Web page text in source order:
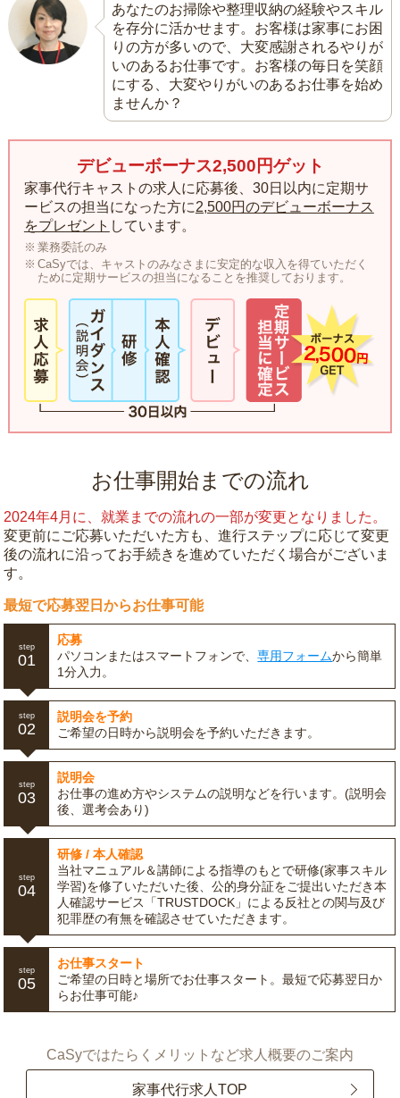
あなたのお掃除や整理収納の経験やスキル
を存分に活かせます。お客様は家事にお困
りの方が多いので、大変感謝されるやりが
いのあるお仕事です。お客様の毎日を笑顔
にする、大変やりがいのあるお仕事を始め
ませんか？
デビューボーナス2,500円ゲット
家事代行キャストの求人に応募後、30日以内に定期サ
ービスの担当になった方に2,500円のデビューボーナス
をプレゼント しています。
業務委託のみ
CaSyでは、キャストのみなさまに安定的な収入を得ていただく
ために定期サービスの担当になることを推奨しております。
お仕事開始までの流れ
2024年4月に、就業までの流れの一部が変更となりました。
変更前にご応募いただいた方も、進行ステップに応じて変更
後の流れに沿ってお手続きを進めていただく場合がございま
す。
最短で応募翌日からお仕事可能
step
01
応募
パソコンまたはスマートフォンで、専用フォームから簡単
1分入力。
step
02
説明会を予約
ご希望の日時から説明会を予約いただきます。
step
03
説明会
お仕事の進め方やシステムの説明などを行います。(説明会
後、選考会あり)
step
04
研修 / 本人確認
当社マニュアル＆講師による指導のもとで研修(家事スキル
学習)を修了いただいた後、公的身分証をご提出いただき本
人確認サービス「TRUSTDOCK」による反社との関与及び
犯罪歴の有無を確認させていただきます。
step
05
お仕事スタート
ご希望の日時と場所でお仕事スタート。最短で応募翌日か
らお仕事可能♪
CaSyではたらくメリットなど求人概要のご案内
家事代行求人TOP